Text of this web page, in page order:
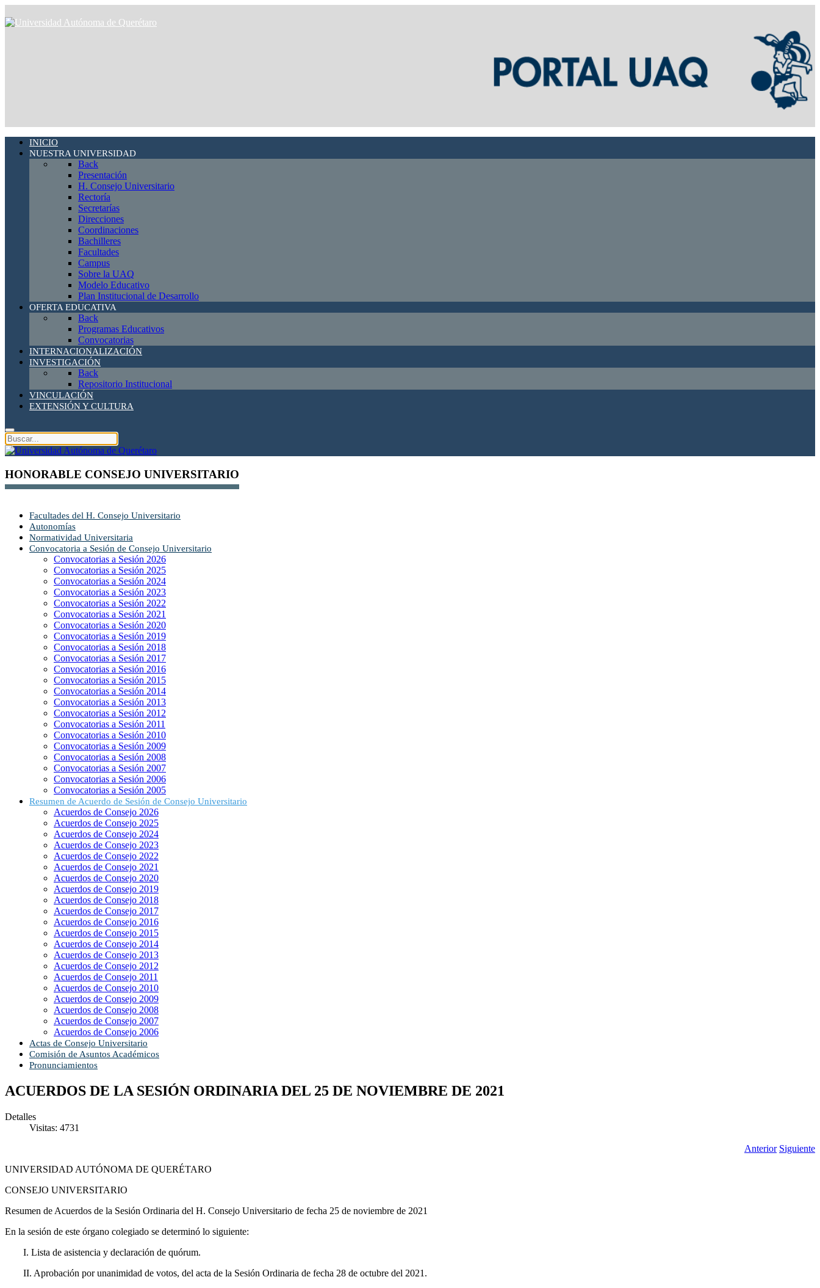
INICIO
NUESTRA UNIVERSIDAD
Back
Presentación
H. Consejo Universitario
Rectoría
Secretarías
Direcciones
Coordinaciones
Bachilleres
Facultades
Campus
Sobre la UAQ
Modelo Educativo
Plan Institucional de Desarrollo
OFERTA EDUCATIVA
Back
Programas Educativos
Convocatorias
INTERNACIONALIZACIÓN
INVESTIGACIÓN
Back
Repositorio Institucional
VINCULACIÓN
EXTENSIÓN Y CULTURA
HONORABLE CONSEJO UNIVERSITARIO
Facultades del H. Consejo Universitario
Autonomías
Normatividad Universitaria
Convocatoria a Sesión de Consejo Universitario
Convocatorias a Sesión 2026
Convocatorias a Sesión 2025
Convocatorias a Sesión 2024
Convocatorias a Sesión 2023
Convocatorias a Sesión 2022
Convocatorias a Sesión 2021
Convocatorias a Sesión 2020
Convocatorias a Sesión 2019
Convocatorias a Sesión 2018
Convocatorias a Sesión 2017
Convocatorias a Sesión 2016
Convocatorias a Sesión 2015
Convocatorias a Sesión 2014
Convocatorias a Sesión 2013
Convocatorias a Sesión 2012
Convocatorias a Sesión 2011
Convocatorias a Sesión 2010
Convocatorias a Sesión 2009
Convocatorias a Sesión 2008
Convocatorias a Sesión 2007
Convocatorias a Sesión 2006
Convocatorias a Sesión 2005
Resumen de Acuerdo de Sesión de Consejo Universitario
Acuerdos de Consejo 2026
Acuerdos de Consejo 2025
Acuerdos de Consejo 2024
Acuerdos de Consejo 2023
Acuerdos de Consejo 2022
Acuerdos de Consejo 2021
Acuerdos de Consejo 2020
Acuerdos de Consejo 2019
Acuerdos de Consejo 2018
Acuerdos de Consejo 2017
Acuerdos de Consejo 2016
Acuerdos de Consejo 2015
Acuerdos de Consejo 2014
Acuerdos de Consejo 2013
Acuerdos de Consejo 2012
Acuerdos de Consejo 2011
Acuerdos de Consejo 2010
Acuerdos de Consejo 2009
Acuerdos de Consejo 2008
Acuerdos de Consejo 2007
Acuerdos de Consejo 2006
Actas de Consejo Universitario
Comisión de Asuntos Académicos
Pronunciamientos
ACUERDOS DE LA SESIÓN ORDINARIA DEL 25 DE NOVIEMBRE DE 2021
Detalles
Visitas: 4731
Anterior Siguiente
UNIVERSIDAD AUTÓNOMA DE QUERÉTARO
CONSEJO UNIVERSITARIO
Resumen de Acuerdos de la Sesión Ordinaria del H. Consejo Universitario de fecha 25 de noviembre de 2021
En la sesión de este órgano colegiado se determinó lo siguiente:
I. Lista de asistencia y declaración de quórum.
II. Aprobación por unanimidad de votos, del acta de la Sesión Ordinaria de fecha 28 de octubre del 2021.